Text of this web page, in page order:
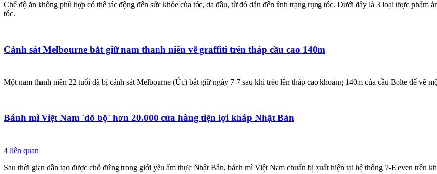
Chế độ ăn không phù hợp có thể tác động đến sức khỏe của tóc, da đầu, từ đó dẫn đến tình trạng rụng tóc. Dưới đây là 3 loại thực phẩm
tóc.
Cảnh sát Melbourne bắt giữ nam thanh niên vẽ graffiti trên tháp cầu cao 140m
Một nam thanh niên 22 tuổi đã bị cảnh sát Melbourne (Úc) bắt giữ ngày 7-7 sau khi trèo lên tháp cao khoảng 140m của cầu Bolte để vẽ
Bánh mì Việt Nam 'đổ bộ' hơn 20.000 cửa hàng tiện lợi khắp Nhật Bản
4 liên quan
Sau thời gian dần tạo được chỗ đứng trong giới yêu ẩm thực Nhật Bản, bánh mì Việt Nam chuẩn bị xuất hiện tại hệ thống 7-Eleven trên